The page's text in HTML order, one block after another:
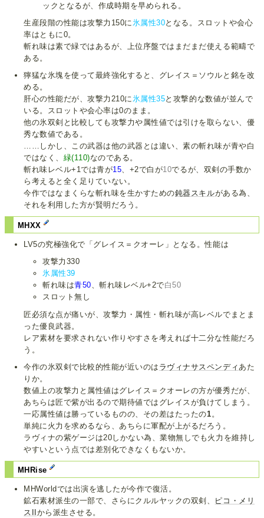
ックとなるが、作成時期を早められる。
生産段階の性能は攻撃力150に 氷属性30となる。スロットや会心
率はともに0。
斬れ味は素で緑ではあるが、上位序盤ではまだまだ使える範疇で
ある。
獰猛な氷塊を使って最終強化すると、グレイス＝ソウルと銘を改
める。
肝心の性能だが、攻撃力210に氷属性35と攻撃的な数値が並んで
いる。スロットや会心率は0のまま。
他の氷双剣と比較しても攻撃力や属性値では引けを取らない、優
秀な数値である。
……しかし、この武器は他の武器とは違い、素の斬れ味が青や白
ではなく、 緑(110)なのである。
斬れ味レベル+1では青が15、+2で白が10でるが、双剣の手数か
ら考えると全く足りていない。
今作ではなまくらな斬れ味を生かすための鈍器スキルがある為、
それを利用した方が賢明だろう。
MHXX
LV5の究極強化で「グレイス＝クオーレ」となる。性能は
攻撃力330
氷属性39
斬れ味は青50、斬れ味レベル+2で白50
スロット無し
匠必須な点が痛いが、攻撃力・属性・斬れ味が高レベルでまとま
った優良武器。
レア素材を要求されない作りやすさを考えれば十二分な性能だろ
う。
今作の氷双剣で比較的性能が近いのは ラヴィナサスペンディ あた
りか。
数値上の攻撃力と属性値はグレイス＝クオーレの方が優秀だが、
あちらは匠で紫が出るので期待値ではグレイスが負けてしまう。
一応属性値は勝っているものの、その差はたったの1 。
単純に火力を求めるなら、あちらに軍配が上がるだろう。
ラヴィナの紫ゲージは20しかない為、業物無しでも火力を維持し
やすいという点では差別化できなくもないか。
MHRise
MHWorldでは出演を逃したが今作で復活。
鉱石素材派生の一部で、さらにクルルヤックの双剣、
ピコ・メリ
スII から派生させる。